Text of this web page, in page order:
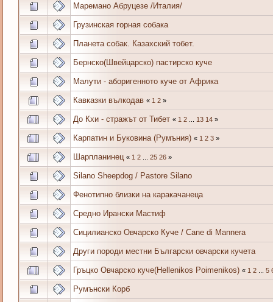
Маремано Абруцезе /Италия/
Грузинская горная собака
Планета собак. Казахский тобет.
Бернско(Швейцарско) пастирско куче
Малути - аборигенното куче от Африка
Кавказки вълкодав « 1 2»
До Кхи - стражът от Тибет « 1 2... 13 14»
Карпатин и Буковина (Румъния) « 1 2 3»
Шарпланинец « 1 2... 25 26»
Silano Sheepdog / Pastore Silano
Фенотипно близки на каракачанеца
Средно Ирански Мастиф
Сицилианско Овчарско Куче / Cane di Mannera
Други породи местни Български овчарски кучета
Гръцко Овчарско куче(Hellenikos Poimenikos) « 1 2... 5
Румънски Корб